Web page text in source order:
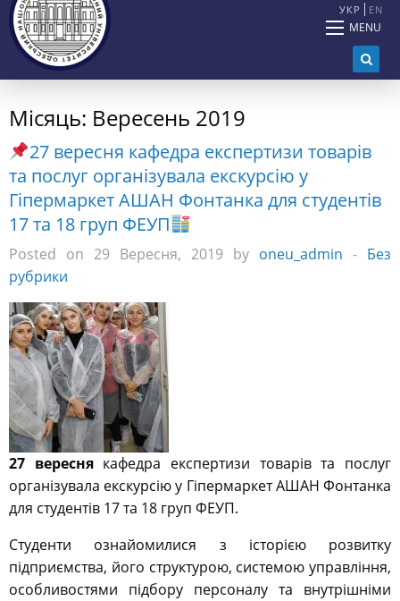
УКР EN
MENU
Місяць: Вересень 2019
27 вересня кафедра експертизи товарiв
та послуг органiзувала екскурсiю у
Гiпермаркет АШАН Фонтанка для студентiв
17 та 18 груп ФЕУП
Posted on 29 Вересня, 2019 by oneu_admin - Без
рубрики
27 вереснякафедра експертизи товарiв та послуг
органiзувала екскурсiю у Гiпермаркет АШАН Фонтанка
для студентiв 17 та 18 груп ФЕУП.
Студенти ознайомилися з історією розвитку
підприємства, його структурою, системою управління,
особливостями підбору персоналу та внутрішніми